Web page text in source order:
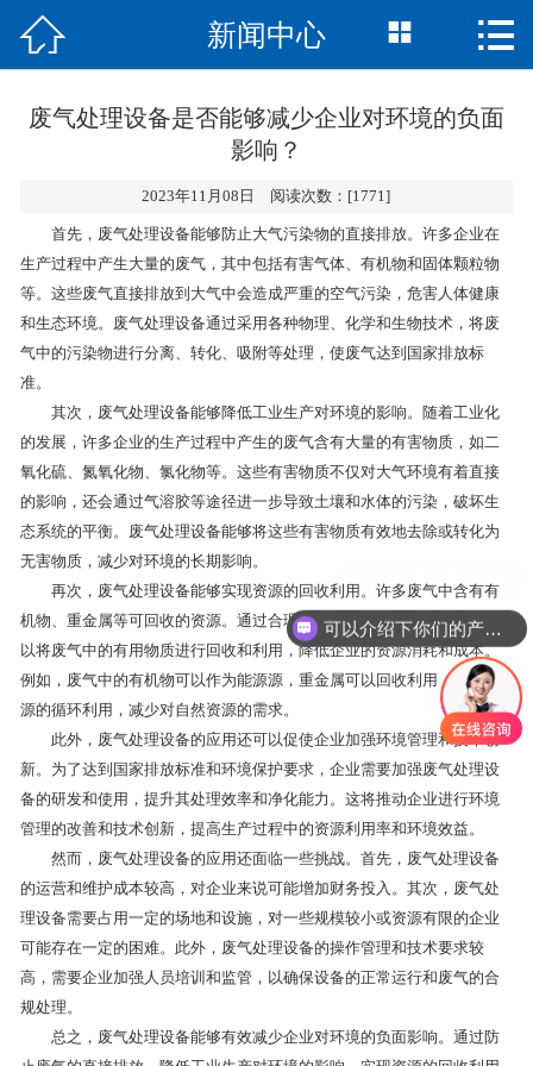
网站首页
工程案例
资质荣誉
在线留言
联系我们
 新闻中心  
废气处理设备是否能够减少企业对环境的负面
影响？
2023年11月08日 阅读次数：[1771]
首先，废气处理设备能够防止大气污染物的直接排放。许多企业在
生产过程中产生大量的废气，其中包括有害气体、有机物和固体颗粒物
等。这些废气直接排放到大气中会造成严重的空气污染，危害人体健康
和生态环境。废气处理设备通过采用各种物理、化学和生物技术，将废
气中的污染物进行分离、转化、吸附等处理，使废气达到国家排放标
准。
其次，废气处理设备能够降低工业生产对环境的影响。随着工业化
的发展，许多企业的生产过程中产生的废气含有大量的有害物质，如二
氧化硫、氮氧化物、氯化物等。这些有害物质不仅对大气环境有着直接
的影响，还会通过气溶胶等途径进一步导致土壤和水体的污染，破坏生
态系统的平衡。废气处理设备能够将这些有害物质有效地去除或转化为
无害物质，减少对环境的长期影响。
再次，废气处理设备能够实现资源的回收利用。许多废气中含有有
机物、重金属等可回收的资源。通过合理设计和配置废气处理设备，可
以将废气中的有用物质进行回收和利用，降低企业的资源消耗和成本。
例如，废气中的有机物可以作为能源源，重金属可以回收利用，实现资
源的循环利用，减少对自然资源的需求。
此外，废气处理设备的应用还可以促使企业加强环境管理和技术创
新。为了达到国家排放标准和环境保护要求，企业需要加强废气处理设
备的研发和使用，提升其处理效率和净化能力。这将推动企业进行环境
管理的改善和技术创新，提高生产过程中的资源利用率和环境效益。
然而，废气处理设备的应用还面临一些挑战。首先，废气处理设备
的运营和维护成本较高，对企业来说可能增加财务投入。其次，废气处
理设备需要占用一定的场地和设施，对一些规模较小或资源有限的企业
可能存在一定的困难。此外，废气处理设备的操作管理和技术要求较
高，需要企业加强人员培训和监管，以确保设备的正常运行和废气的合
规处理。
总之，废气处理设备能够有效减少企业对环境的负面影响。通过防
可以介绍下你们的产品么